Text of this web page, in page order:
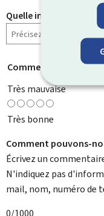
Quelle information
Comment évaluez-
Très mauvaise
Très bonne
Comment pouvons-
Écrivez un
N'indiquez pas
mail, nom, numéro de
0/1000